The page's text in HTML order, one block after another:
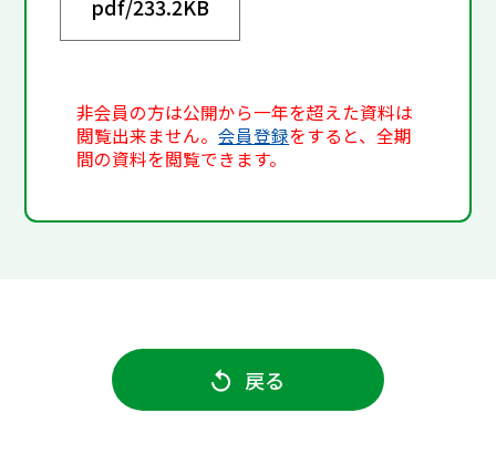
pdf/233.2KB
非会員の方は公開から一年を超えた資料は
閲覧出来ません。会員登録をすると、全期
間の資料を閲覧できます。
戻る